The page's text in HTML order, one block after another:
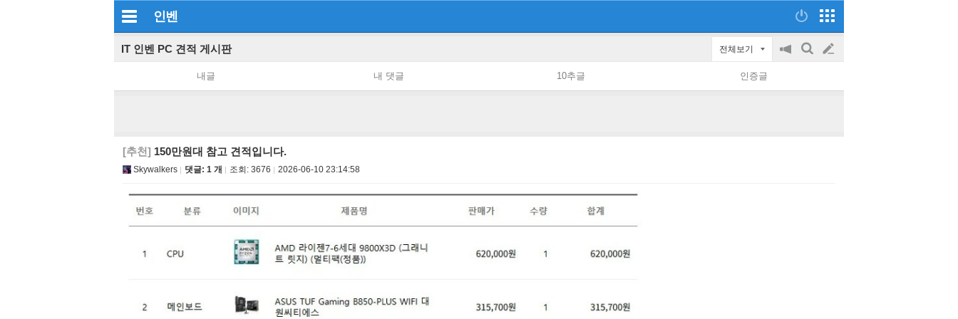
인벤
IT 인벤 PC 견적 게시판 전체보기
공
on/off
검
글
쓰
내글 내 댓글 10추글 인증글
[추천] 150만원대 참고 견적입니다.
Skywalkers 댓글: 1 개 조회: 3676 2026-06-10 23:14:58